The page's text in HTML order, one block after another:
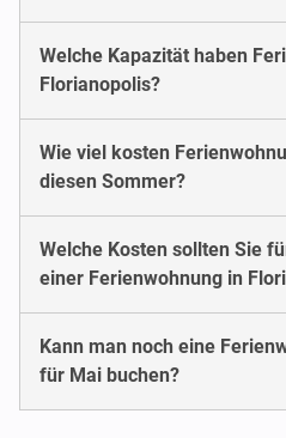
Welche Kapazität haben
Florianopolis?
Wie viel kosten
diesen Sommer?
Welche Kosten sollten Sie
einer Ferienwohnung in
Kann man noch eine
für Mai buchen?